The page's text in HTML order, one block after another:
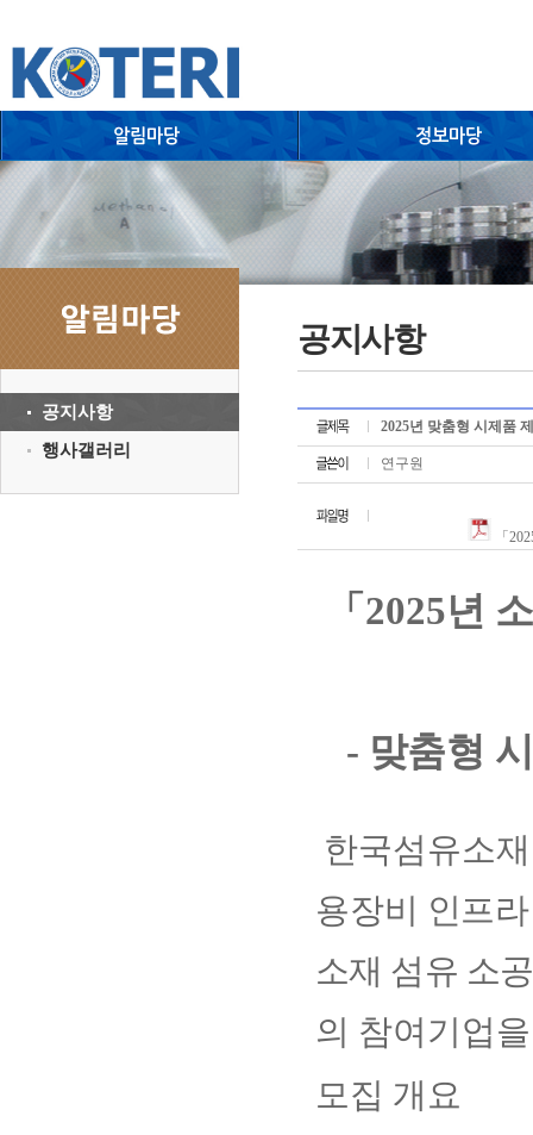
공지사항
행사갤러리
공지사항
2025년 맞춤형 시제품
연구원
「
「 2025년
- 맞춤형
한국섬유소
용장비 인프
소재 섬유 소
의 참여기업
모집 개요